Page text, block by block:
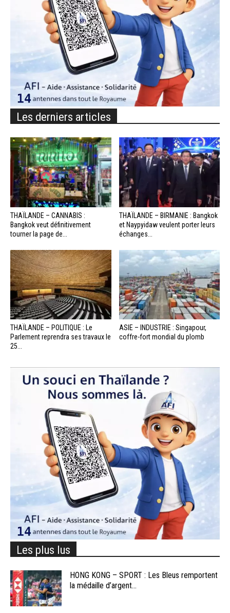
Les derniers articles
THAÏLANDE – CANNABIS :
Bangkok veut définitivement
tourner la page de...
THAÏLANDE – BIRMANIE : Bangkok
et Naypyidaw veulent porter leurs
échanges...
THAÏLANDE – POLITIQUE : Le
Parlement reprendra ses travaux le
25...
ASIE – INDUSTRIE : Singapour,
coffre-fort mondial du plomb
Les plus lus
HONG KONG – SPORT : Les Bleus remportent
la médaille d’argent...